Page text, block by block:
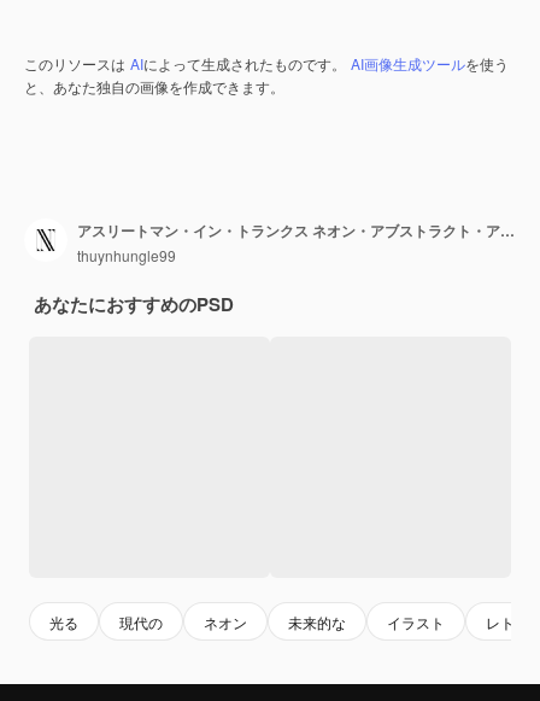
このリソースは AIによって生成されたものです。 AI画像生成ツールを使う
と、あなた独自の画像を作成できます。
アスリートマン・イン・トランクス ネオン・アブストラクト・アート・デザイン 混色テーマ ランダム・シャーで装飾
thuynhungle99
あなたにおすすめのPSD
光る 現代の ネオン 未来的な イラスト レトロ